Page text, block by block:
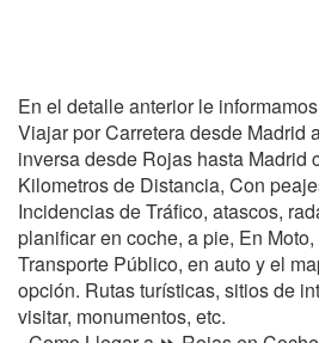
En el detalle anterior le
Viajar por Carretera desde Madrid
inversa desde Rojas hasta Madrid
Kilometros de Distancia, Con
Incidencias de Tráfico, atascos,
planificar en coche, a pie, En
Transporte Público, en auto y el
opción. Rutas turísticas, sitios de
visitar, monumentos, etc.